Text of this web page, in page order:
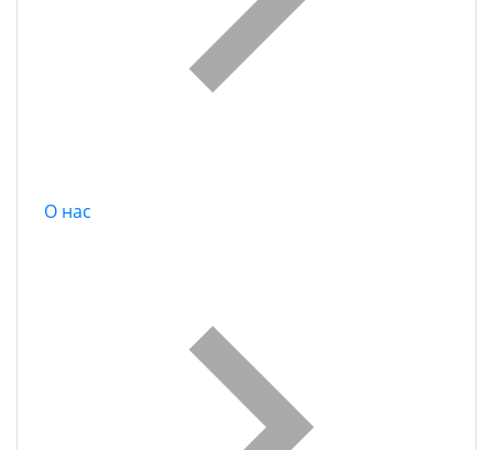
О нас